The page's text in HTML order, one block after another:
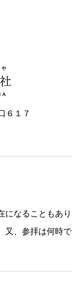
６１７
になることもあり
又、参拝は何時で